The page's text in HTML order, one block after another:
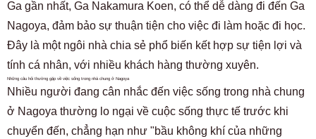
Ga gần nhất, Ga Nakamura Koen, có thể dễ dàng đi đến Ga
Nagoya, đảm bảo sự thuận tiện cho việc đi làm hoặc đi học.
Đây là một ngôi nhà chia sẻ phổ biến kết hợp sự tiện lợi và
tính cá nhân, với nhiều khách hàng thường xuyên.
Những câu hỏi thường gặp về việc sống trong nhà chung ở Nagoya
Nhiều người đang cân nhắc đến việc sống trong nhà chung
ở Nagoya thường lo ngại về cuộc sống thực tế trước khi
chuyển đến, chẳng hạn như "bầu không khí của những